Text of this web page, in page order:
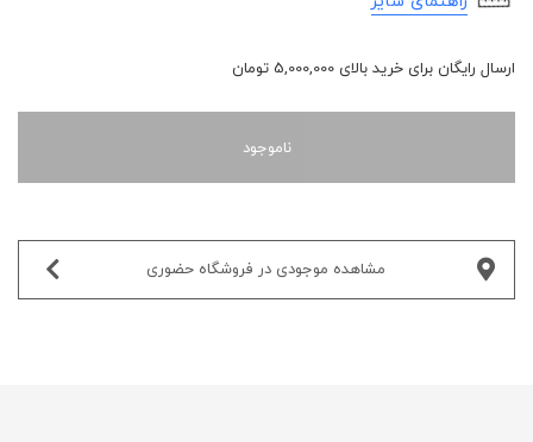
ارسال رایگان برای خرید بالای 5,000,000 تومان
ناموجود
مشاهده موجودی در فروشگاه حضوری‌